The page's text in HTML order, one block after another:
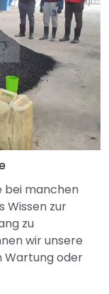
bei manchen
Wissen zur
zu
wir unsere
Wartung oder